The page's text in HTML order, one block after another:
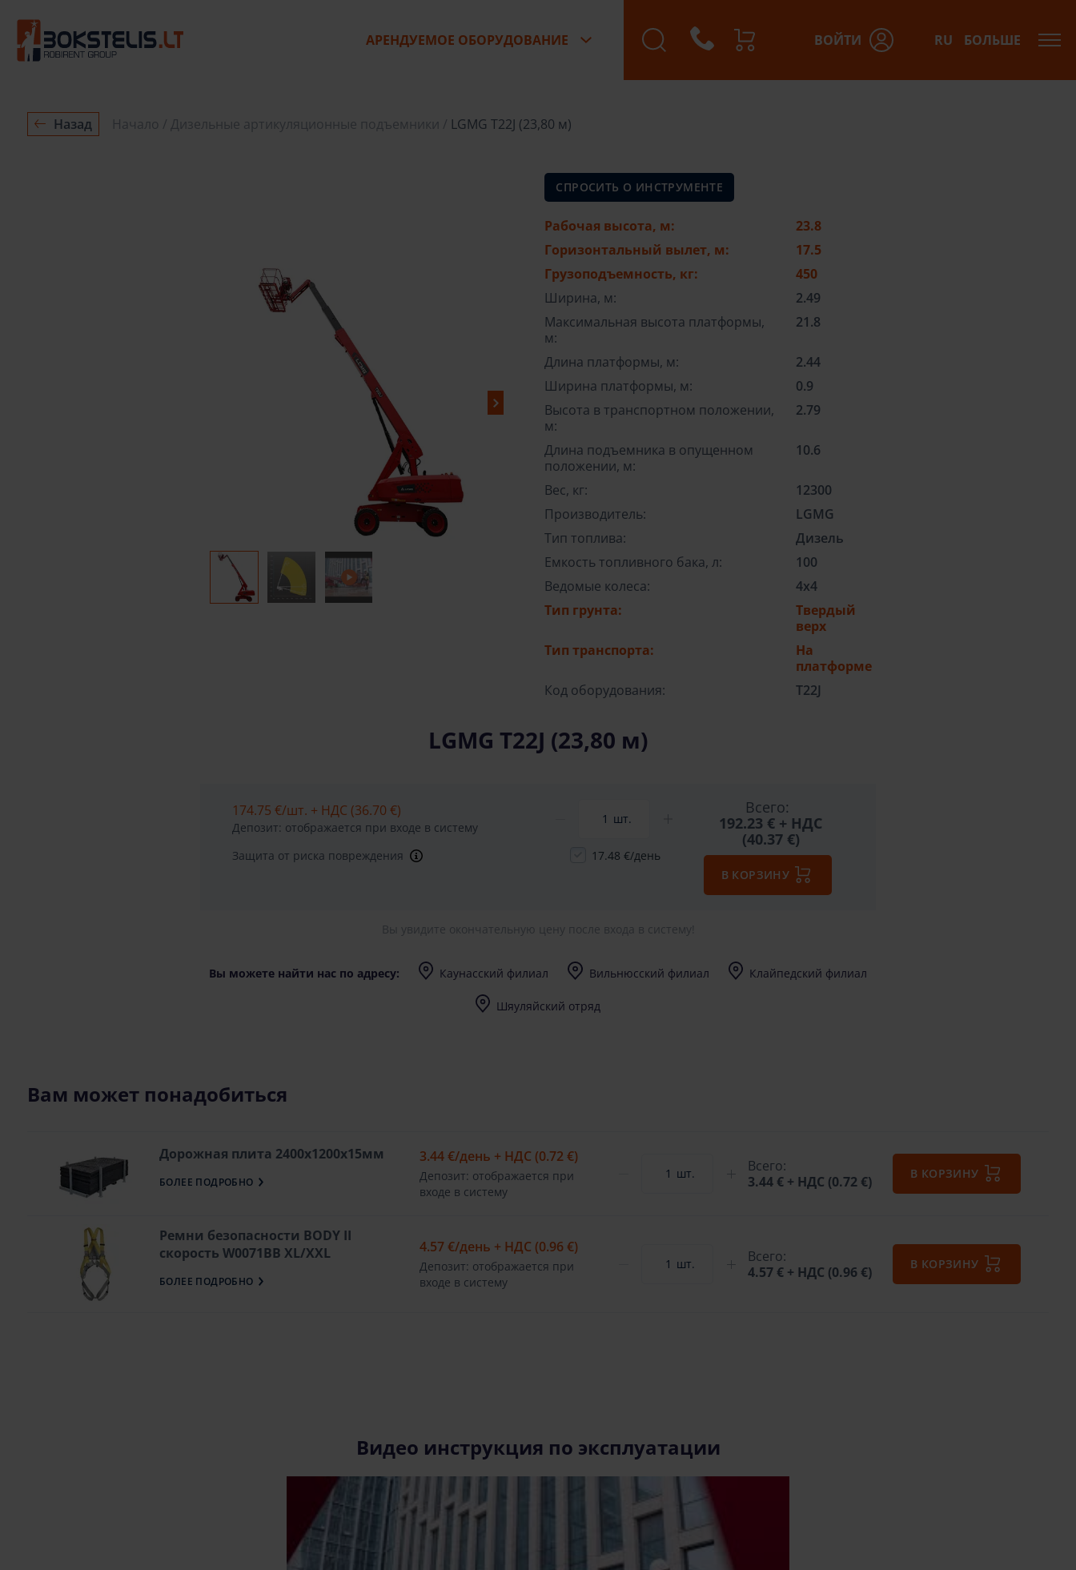
АРЕНДУЕМОЕ ОБОРУДОВАНИЕ ВОЙТИ RU БОЛЬШЕ
Назад Начало Дизельные артикуляционные подъемники LGMG T22J (23,80 м)
СПРОСИТЬ О ИНСТРУМЕНТЕ
Рабочая высота, м:
23.8
Горизонтальный вылет, м:
17.5
Грузоподъемность, кг:
450
Ширина, м:
2.49
Максимальная высота платформы,
м:
21.8
Длина платформы, м:
2.44
Ширина платформы, м:
0.9
Высота в транспортном положении,
м:
2.79
Длина подъемника в опущенном
положении, м:
10.6
Вес, кг:
12300
Производитель:
LGMG
Тип топлива:
Дизель
Емкость топливного бака, л:
100
Ведомые колеса:
4x4
Тип грунта:
Твердый
верх
Тип транспорта:
На
платформе
Код оборудования:
T22J
LGMG T22J (23,80 м)
174.75 €/шт. + НДС (36.70 €)
Депозит: отображается при входе в систему
шт.
Защита от риска повреждения 17.48 €/день
Всего:
192.23 € + НДС
(40.37 €)
В КОРЗИНУ
Вы увидите окончательную цену после входа в систему!
Вы можете найти нас по адресу: Каунасский филиал Вильнюсский филиал Клайпедский филиал
Шяуляйский отряд
Вам может понадобиться
Дорожная плита 2400х1200х15мм
БОЛЕЕ ПОДРОБНО
3.44 €/день + НДС (0.72 €)
Депозит: отображается при
входе в систему
шт.
Всего:
3.44 € + НДС (0.72 €) В КОРЗИНУ
Ремни безопасности BODY II
скорость W0071BB XL/XXL
БОЛЕЕ ПОДРОБНО
4.57 €/день + НДС (0.96 €)
Депозит: отображается при
входе в систему
шт.
Всего:
4.57 € + НДС (0.96 €) В КОРЗИНУ
Видео инструкция по эксплуатации